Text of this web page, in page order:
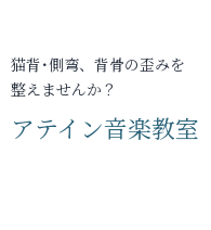
猫背･側弯、背骨の歪みを
整えませんか？
アテイン音楽教室